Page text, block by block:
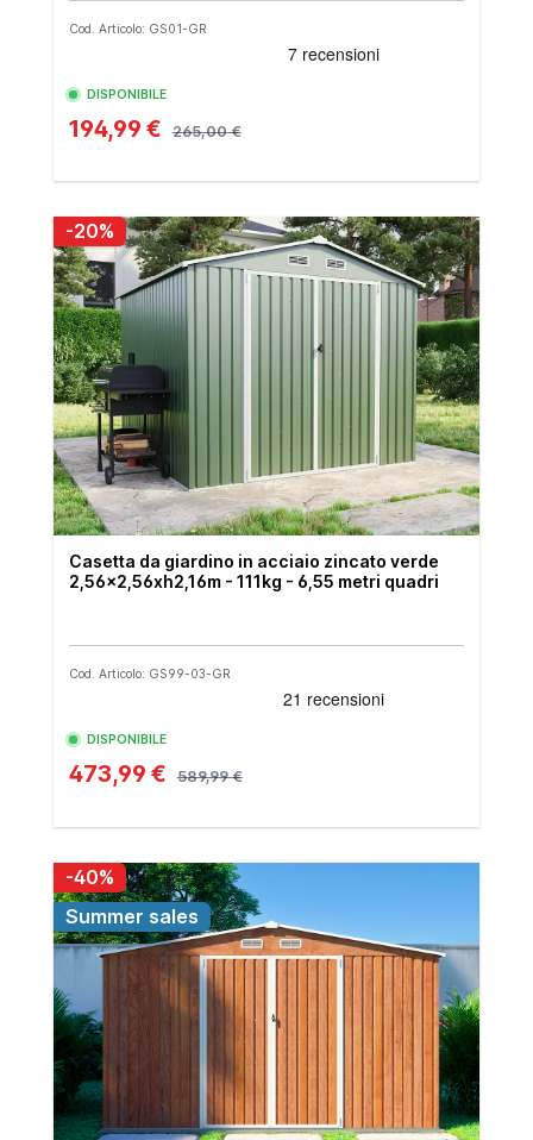
Cod. Articolo: GS01-GR
DISPONIBILE
194,99 € 265,00 €
-20%
Casetta da giardino in acciaio zincato verde
2,56x2,56xh2,16m - 111kg - 6,55 metri quadri
Cod. Articolo: GS99-03-GR
DISPONIBILE
473,99 € 589,99 €
-40%
Summer sales